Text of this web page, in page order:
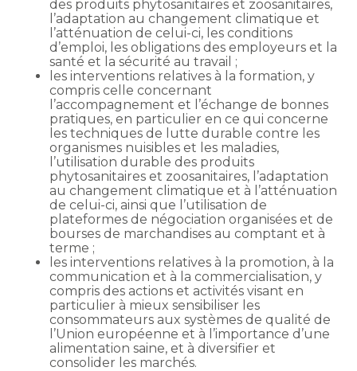
des produits phytosanitaires et zoosanitaires,
l’adaptation au changement climatique et
l’atténuation de celui-ci, les conditions
d’emploi, les obligations des employeurs et la
santé et la sécurité au travail ;
les interventions relatives à la formation, y
compris celle concernant
l’accompagnement et l’échange de bonnes
pratiques, en particulier en ce qui concerne
les techniques de lutte durable contre les
organismes nuisibles et les maladies,
l’utilisation durable des produits
phytosanitaires et zoosanitaires, l’adaptation
au changement climatique et à l’atténuation
de celui-ci, ainsi que l’utilisation de
plateformes de négociation organisées et de
bourses de marchandises au comptant et à
terme ;
les interventions relatives à la promotion, à la
communication et à la commercialisation, y
compris des actions et activités visant en
particulier à mieux sensibiliser les
consommateurs aux systèmes de qualité de
l’Union européenne et à l’importance d’une
alimentation saine, et à diversifier et
consolider les marchés.